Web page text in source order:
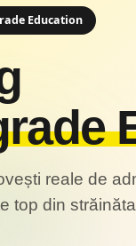
Education
reale de
top din